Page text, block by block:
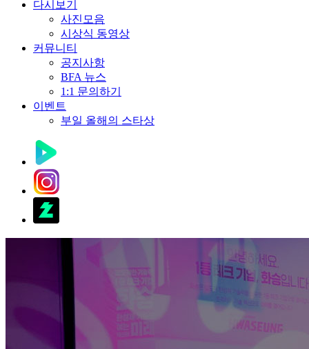
다시보기
사진모음
시상식 동영상
커뮤니티
공지사항
BFA 뉴스
1:1 문의하기
이벤트
부일 올해의 스타상